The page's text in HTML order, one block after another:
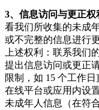
3、信息访问与更正权
看我们所收集的未成
或不完整的信息进行
上述权利：联系我们
提出信息访问或更正
限制，如 15 个工作
在线平台或应用内设
未成年人信息（在符